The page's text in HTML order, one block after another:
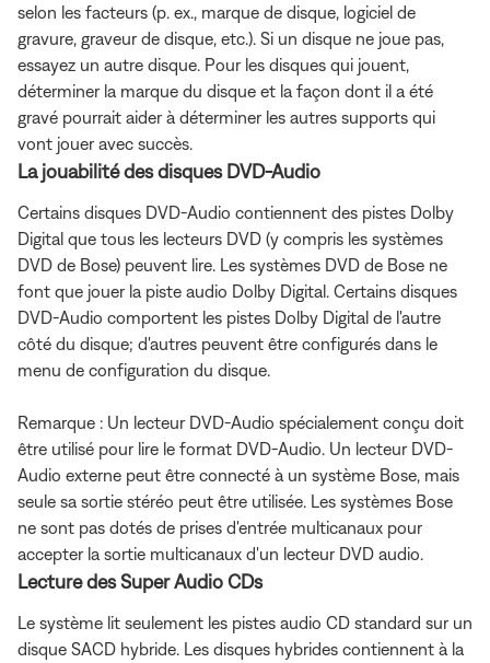
selon les facteurs (p. ex., marque de disque, logiciel de
gravure, graveur de disque, etc.). Si un disque ne joue pas,
essayez un autre disque. Pour les disques qui jouent,
déterminer la marque du disque et la façon dont il a été
gravé pourrait aider à déterminer les autres supports qui
vont jouer avec succès.
La jouabilité des disques DVD-Audio
Certains disques DVD-Audio contiennent des pistes Dolby
Digital que tous les lecteurs DVD (y compris les systèmes
DVD de Bose) peuvent lire. Les systèmes DVD de Bose ne
font que jouer la piste audio Dolby Digital. Certains disques
DVD-Audio comportent les pistes Dolby Digital de l'autre
côté du disque; d'autres peuvent être configurés dans le
menu de configuration du disque.
Remarque : Un lecteur DVD-Audio spécialement conçu doit
être utilisé pour lire le format DVD-Audio. Un lecteur DVD-
Audio externe peut être connecté à un système Bose, mais
seule sa sortie stéréo peut être utilisée. Les systèmes Bose
ne sont pas dotés de prises d'entrée multicanaux pour
accepter la sortie multicanaux d'un lecteur DVD audio.
Lecture des Super Audio CDs
Le système lit seulement les pistes audio CD standard sur un
disque SACD hybride. Les disques hybrides contiennent à la